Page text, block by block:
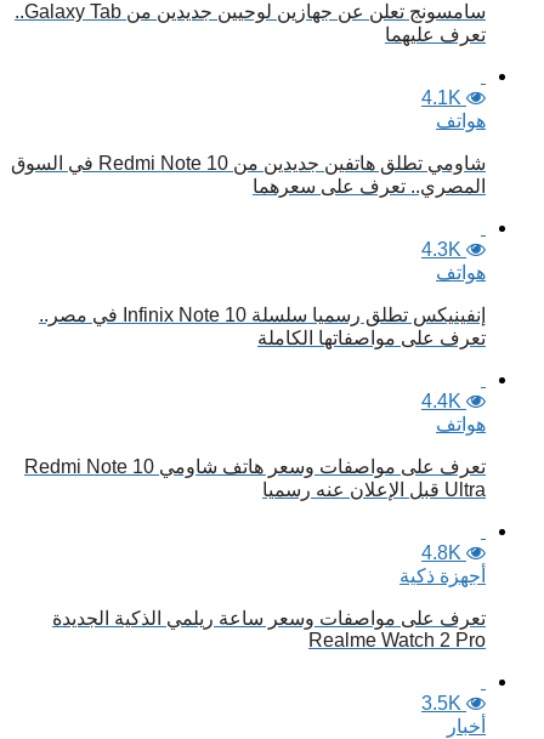
سامسونج تعلن عن جهازين لوحيين جديدين من Galaxy Tab..
تعرف عليهما
4.1K
هواتف
شاومي تطلق هاتفين جديدين من Redmi Note 10 في السوق
المصري.. تعرف على سعرهما
4.3K
هواتف
إنفينيكس تطلق رسميا سلسلة Infinix Note 10 في مصر..
تعرف على مواصفاتها الكاملة
4.4K
هواتف
تعرف على مواصفات وسعر هاتف شاومي Redmi Note 10
Ultra قبل الإعلان عنه رسميا
4.8K
أجهزة ذكية
تعرف على مواصفات وسعر ساعة ريلمي الذكية الجديدة
Realme Watch 2 Pro
3.5K
أخبار